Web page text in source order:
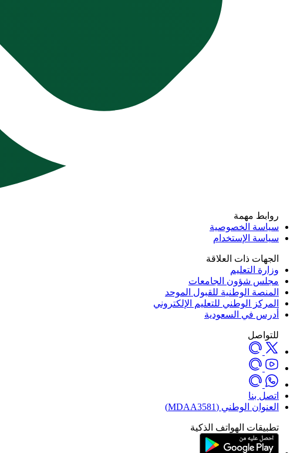
روابط مهمة
سياسة الخصوصية
سياسة الإستخدام
الجهات ذات العلاقة
وزارة التعليم
مجلس شؤون الجامعات
المنصة الوطنية للقبول الموحد
المركز الوطني للتعليم الإلكتروني
أدرس في السعودية
للتواصل
اتصل بنا
العنوان الوطني (MDAA3581)
تطبيقات الهواتف الذكية